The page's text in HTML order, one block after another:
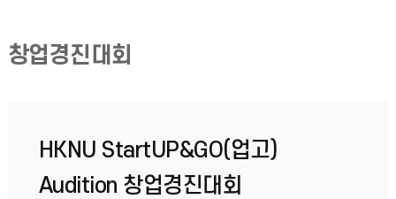
창업경진대회
HKNU StartUP&GO(업고)
Audition 창업경진대회